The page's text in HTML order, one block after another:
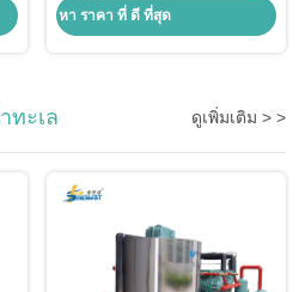
แปรงน้ําแข็งสําหรับแปรงขนม 500
หา ราคา ที่ ดี ที่สุด
ทะเล ดูเพิ่มเติม > >